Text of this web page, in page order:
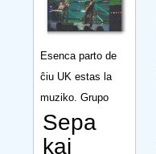
Esenca parto de
ĉiu UK estas la
muziko. Grupo
Sepa
kaj